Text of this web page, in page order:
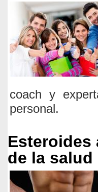
coach y
personal.
de la